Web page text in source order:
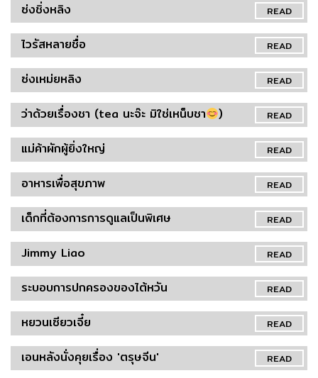
READ
ซ่งชิ่งหลิง
READ
ไวรัสหลายชื่อ
READ
ซ่งเหม่ยหลิง
READ
ว่าด้วยเรื่องชา (tea นะจ๊ะ มิใช่เหน็บชา )
READ
แม่ค้าผักผู้ยิ่งใหญ่
READ
อาหารเพื่อสุขภาพ
READ
เด็กที่ต้องการการดูแลเป็นพิเศษ
READ
Jimmy Liao
READ
ระบอบการปกครองของไต้หวัน
READ
หยวนเซียวเจี๋ย
READ
เอนหลังนั่งคุยเรื่อง 'ตรุษจีน'